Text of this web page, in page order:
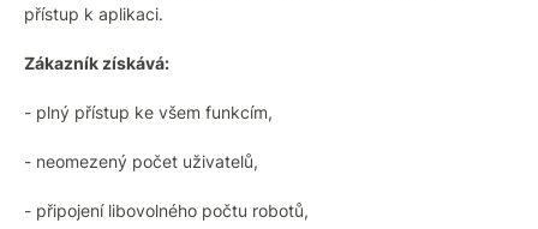
přístup k aplikaci.
Zákazník získává:
- plný přístup ke všem funkcím,
- neomezený počet uživatelů,
- připojení libovolného počtu robotů,